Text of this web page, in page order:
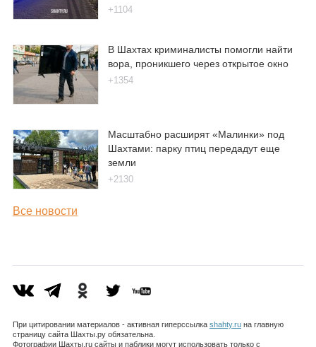
+1104
В Шахтах криминалисты помогли найти
вора, проникшего через открытое окно
+1354
Масштабно расширят «Малинки» под
Шахтами: парку птиц передадут еще
земли
+2130
Все новости
При цитировании материалов - активная гиперссылка shahty.ruна главную
страницу сайта Шахты.ру обязательна.
Фотографии Шахты.ru сайты и паблики могут использовать только с